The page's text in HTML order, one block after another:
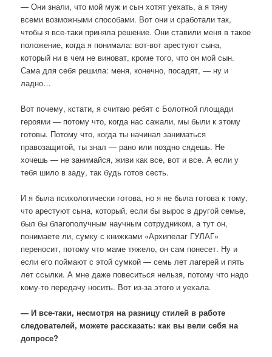
— Они знали, что мой муж и сын хотят уехать, а я тяну
всеми возможными способами. Вот они и сработали так,
чтобы я все-таки приняла решение. Они ставили меня в такое
положение, когда я понимала: вот-вот арестуют сына,
который ни в чем не виноват, кроме того, что он мой сын.
Сама для себя решила: меня, конечно, посадят, — ну и
ладно…
Вот почему, кстати, я считаю ребят с Болотной площади
героями — потому что, когда нас сажали, мы были к этому
готовы. Потому что, когда ты начинал заниматься
правозащитой, ты знал — рано или поздно сядешь. Не
хочешь — не занимайся, живи как все, вот и все. А если у
тебя шило в заду, так будь готов сесть.
И я была психологически готова, но я не была готова к тому,
что арестуют сына, который, если бы вырос в другой семье,
был бы благополучным научным сотрудником, а тут он,
понимаете ли, сумку с книжками «Архипелаг ГУЛАГ»
переносит, потому что маме тяжело, он сам понесет. Ну и
если его поймают с этой сумкой — семь лет лагерей и пять
лет ссылки. А мне даже повеситься нельзя, потому что надо
кому-то передачу носить. Вот из-за этого и уехала.
— И все-таки, несмотря на разницу стилей в работе
следователей, можете рассказать: как вы вели себя на
допросе?